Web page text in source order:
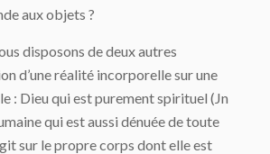
aux objets ?
disposons de deux autres
d’une réalité incorporelle sur une
: Dieu qui est purement spirituel (Jn
qui est aussi dénuée de toute
sur le propre corps dont elle est